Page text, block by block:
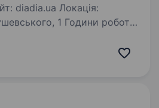
diadia.ua Локація:
1 Години роботи:
Закарпаття. Вже